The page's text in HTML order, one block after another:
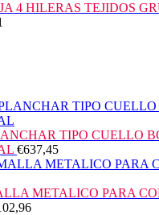
4 HILERAS TEJIDOS
TIPO CUELLO
€637,45
METALICO PARA